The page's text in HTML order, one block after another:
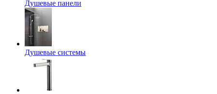
Душевые панели
Душевые системы